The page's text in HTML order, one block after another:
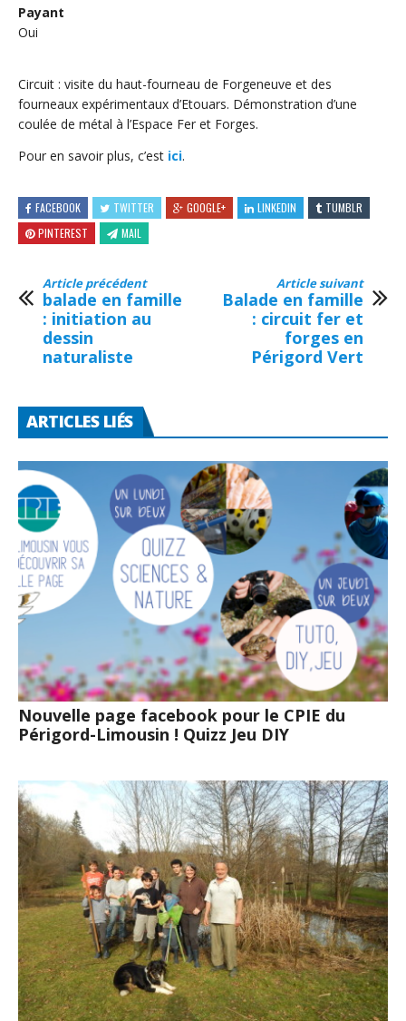
Payant
Oui
Circuit : visite du haut-fourneau de Forgeneuve et des
fourneaux expérimentaux d’Etouars. Démonstration d’une
coulée de métal à l’Espace Fer et Forges.
Pour en savoir plus, c’est ici.
FACEBOOK TWITTER GOOGLE+ LINKEDIN
TUMBLR
PINTEREST
MAIL
Article précédent
balade en famille
: initiation au
dessin
naturaliste
Article suivant
Balade en famille
: circuit fer et
forges en
Périgord Vert
ARTICLES LIÉS
Nouvelle page facebook pour le CPIE du
Périgord-Limousin ! Quizz Jeu DIY